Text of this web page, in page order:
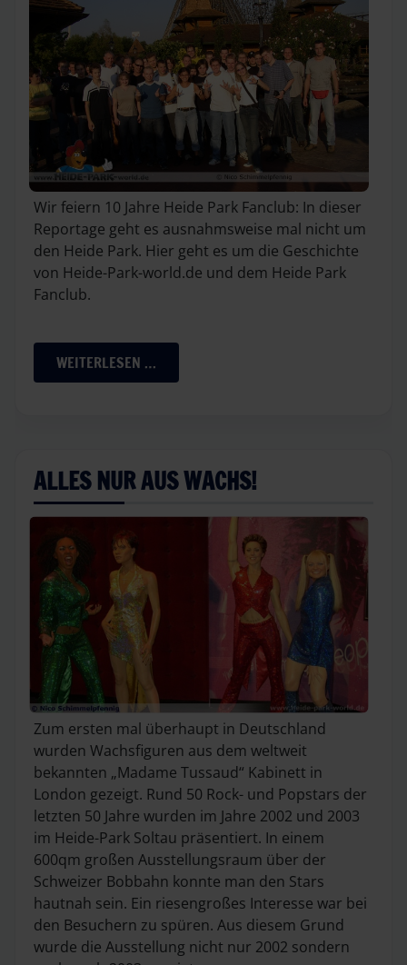
Wir feiern 10 Jahre Heide Park Fanclub: In dieser
Reportage geht es ausnahmsweise mal nicht um
den Heide Park. Hier geht es um die Geschichte
von Heide-Park-world.de und dem Heide Park
Fanclub.
WEITERLESEN …
ALLES NUR AUS WACHS!
Zum ersten mal überhaupt in Deutschland
wurden Wachsfiguren aus dem weltweit
bekannten „Madame Tussaud“ Kabinett in
London gezeigt. Rund 50 Rock- und Popstars der
letzten 50 Jahre wurden im Jahre 2002 und 2003
im Heide-Park Soltau präsentiert. In einem
600qm großen Ausstellungsraum über der
Schweizer Bobbahn konnte man den Stars
hautnah sein. Ein riesengroßes Interesse war bei
den Besuchern zu spüren. Aus diesem Grund
wurde die Ausstellung nicht nur 2002 sondern